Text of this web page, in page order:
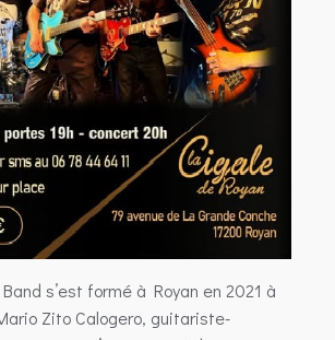
s’est formé à Royan en 2021 à
Zito Calogero, guitariste-